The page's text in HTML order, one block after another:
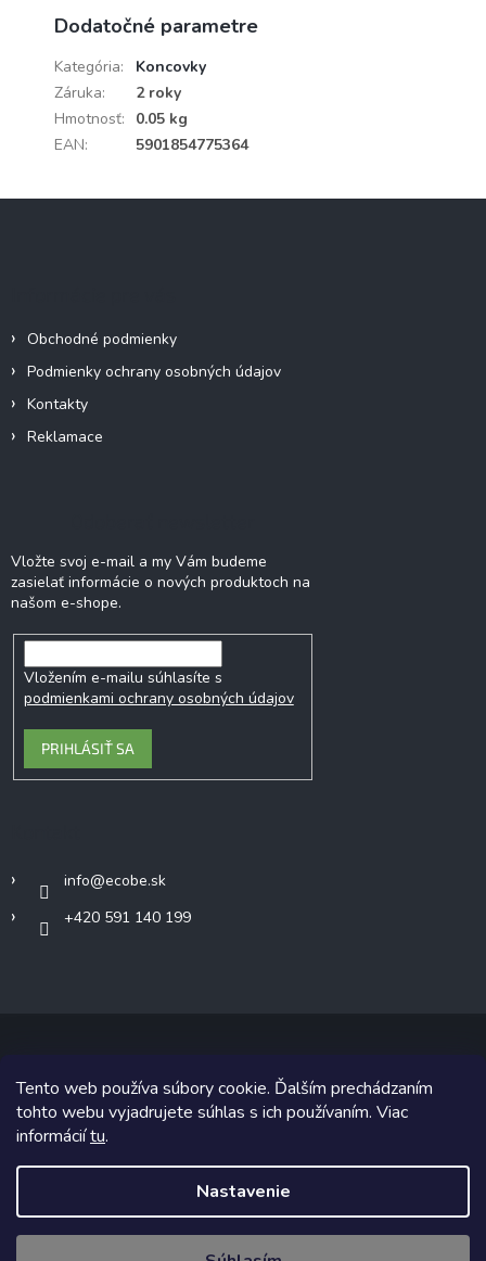
Tento web používa súbory cookie. Ďalším prechádzaním
tohto webu vyjadrujete súhlas s ich používaním. Viac
informáciítu.
Nastavenie
Dodatočné parametre
Kategória:
Koncovky
Záruka:
2 roky
Hmotnosť:
0.05 kg
EAN: 5901854775364
Obchodné podmienky
Podmienky ochrany osobných údajov
Kontakty
Reklamace
Vložte svoj e-mail a my Vám budeme
zasielať informácie o nových produktoch na
našom e-shope.
Vložením e-mailu súhlasíte s
podmienkami ochrany osobných údajov
PRIHLÁSIŤ SA
info@ecobe.sk
+420 591 140 199
Copyright 2026Ecobe.sk. Všetky práva vyhradené.
Grafický návrh vytvoril a na Shoptet implementoval
Shoptetak.cz.